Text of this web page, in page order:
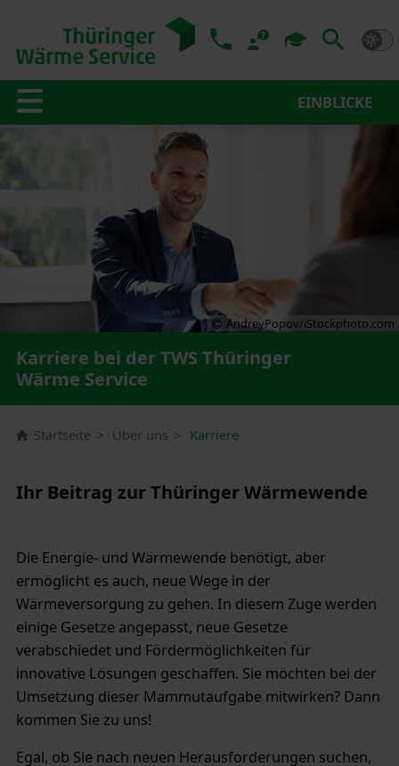
EINBLICKE
AndreyPopov/iStockphoto.com
Karriere bei der TWS Thüringer
Wärme Service
Startseite Über uns Karriere
Ihr Beitrag zur Thüringer Wärmewende
Die Energie- und Wärmewende benötigt, aber
ermöglicht es auch, neue Wege in der
Wärmeversorgung zu gehen. In diesem Zuge werden
einige Gesetze angepasst, neue Gesetze
verabschiedet und Fördermöglichkeiten für
innovative Lösungen geschaffen. Sie möchten bei der
Umsetzung dieser Mammutaufgabe mitwirken? Dann
kommen Sie zu uns!
Egal, ob Sie nach neuen Herausforderungen suchen,